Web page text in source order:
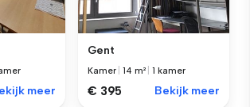
meer
Gent
Kamer |14 m² |1 kamer
€ 395 Bekijk meer